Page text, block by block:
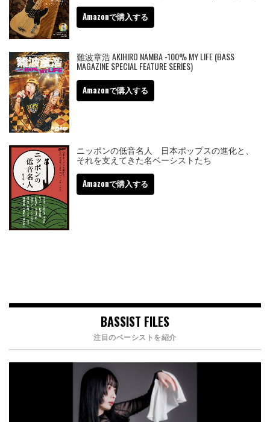
Amazonで購入する
難波章浩 AKIHIRO NAMBA -100% MY LIFE (BASS
MAGAZINE SPECIAL FEATURE SERIES)
Amazonで購入する
ニッポンの低音名人 日本ポップスの進化と、
それを支えてきた名ベーシストたち
Amazonで購入する
BASSIST FILES
注目のベーシストを紹介